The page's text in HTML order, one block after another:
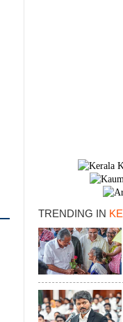
TRENDING IN
×